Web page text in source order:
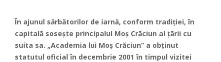
În ajunul sărbătorilor de iarnă, conform tradiţiei, în
capitală soseşte principalul Moş Crăciun al ţării cu
suita sa. „Academia lui Moş Crăciun” a obţinut
statutul oficial în decembrie 2001 în timpul vizitei